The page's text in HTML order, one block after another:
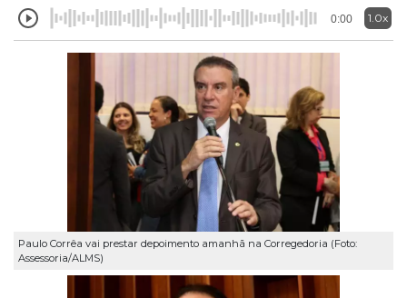
0:00 1.0x
Paulo Corrêa vai prestar depoimento amanhã na Corregedoria (Foto:
Assessoria/ALMS)